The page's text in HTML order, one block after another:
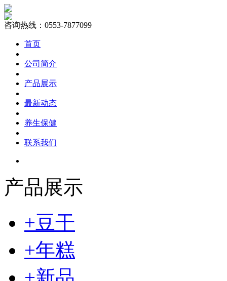
咨询热线：0553-7877099
首页
公司简介
产品展示
最新动态
养生保健
联系我们
产品展示
+豆干
+年糕